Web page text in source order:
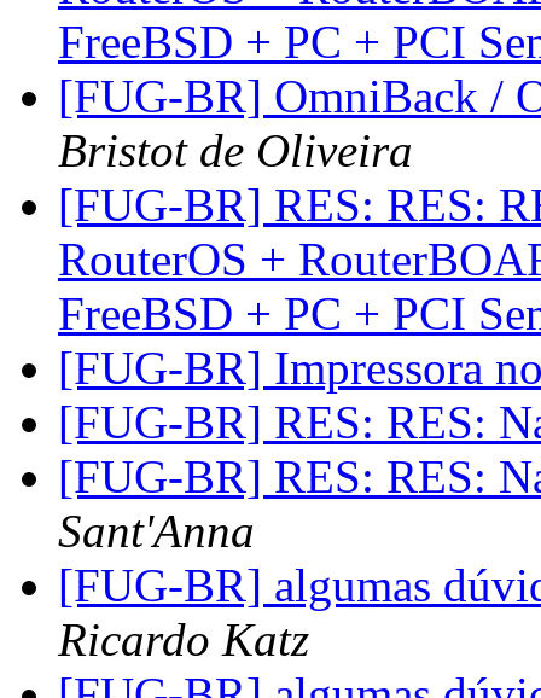
FreeBSD + PC + PCI
[FUG-BR] OmniBack /
Bristot de Oliveira
[FUG-BR] RES: RES:
RouterOS +
FreeBSD + PC + PCI
[FUG-BR] Impressora
[FUG-BR] RES: RES:
[FUG-BR] RES: RES:
Sant'Anna
[FUG-BR] algumas
Ricardo Katz